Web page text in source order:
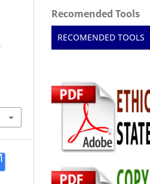
Recomended Tools
RECOMENDED TOOLS